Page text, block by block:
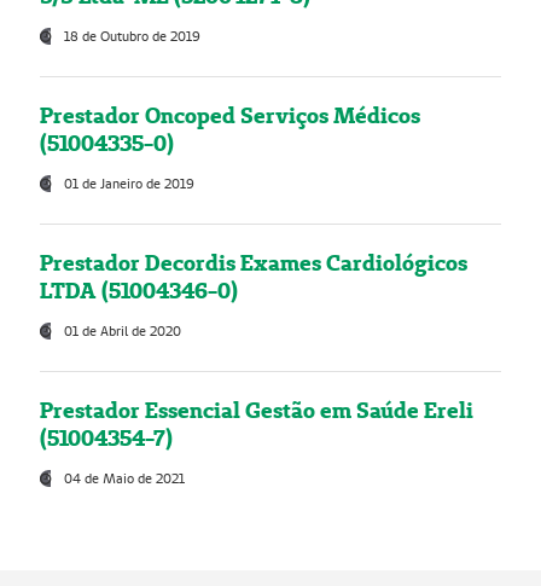
18 de Outubro de 2019
Prestador Oncoped Serviços Médicos
(51004335-0)
01 de Janeiro de 2019
Prestador Decordis Exames Cardiológicos
LTDA (51004346-0)
01 de Abril de 2020
Prestador Essencial Gestão em Saúde Ereli
(51004354-7)
04 de Maio de 2021